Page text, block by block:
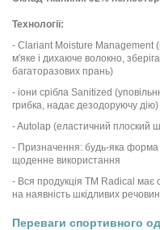
Технології:
- Clariant Moisture Management
м'яке і дихаюче волокно,
багаторазових прань)
- іони срібла Sanitized
грибка, надає дезодоруючу дію)
- Autolap (еластичний плоский
- Призначення: будь-яка форма
щоденне використання
- Вся продукція ТМ Radical має
на наявність шкідливих
Переваги спортивного